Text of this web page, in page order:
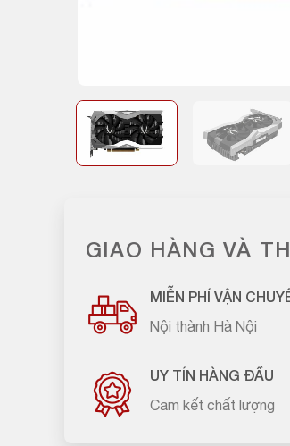
GIAO HÀNG VÀ
MIỄN PHÍ VẬN
Nội thành Hà Nội
UY TÍN HÀNG ĐẦU
Cam kết chất lượng